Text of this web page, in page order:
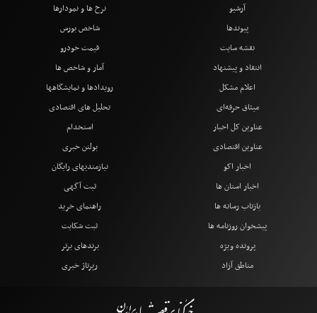
آرشیو
پیوندها
نقشه سایت
انتقاد و پیشنهاد
اعلام مشکل
میثاق حرفه‌ای
نرخ ها و نمودارها
شاخص بورس
قیمت خودرو
آمار و شاخص ها
رویدادها و نمایشگاهها
تحلیل های اقتصادی
عناوین کل اخبار
عناوین اقتصادی
اخبار اکو
اخبار استان ها
بازتاب رسانه ها
پیشخوان روزنامه ها
پرونده ویژه
مناطق آزاد
استخدام
بولتن خبری
نیازمندیهای رایگان
ثبت آگهی
راهنمای خرید
ثبت شکایت
برندهای برتر
رپرتاژ خبری